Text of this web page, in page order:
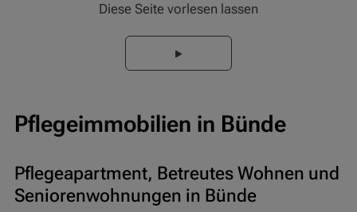
Diese Seite vorlesen lassen
Pflegeimmobilien in Bünde
Pflegeapartment, Betreutes Wohnen und
Seniorenwohnungen in Bünde